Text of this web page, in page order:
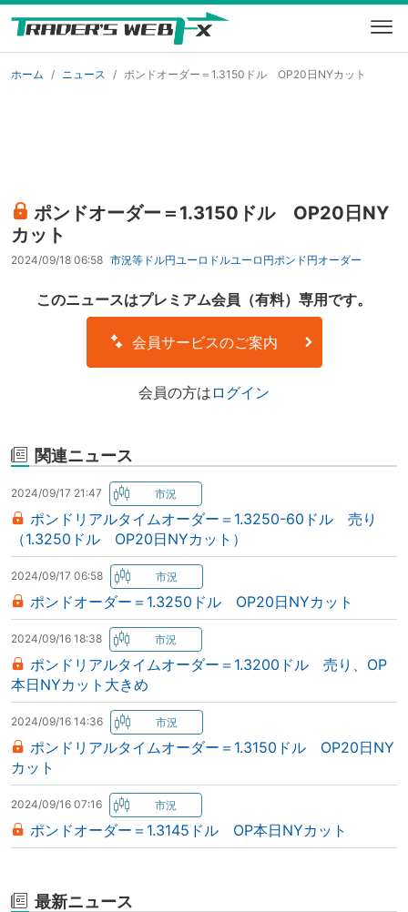
ホーム ニュース ポンドオーダー＝1.3150ドル OP20日NYカット
ポンドオーダー＝1.3150ドル OP20日NY
カット
2024/09/18 06:58 市況等 ドル円ユーロドルユーロ円ポンド円オーダー
このニュースはプレミアム会員（有料）専用です。
会員サービスのご案内
会員の方は ログイン
関連ニュース
2024/09/17 21:47
ポンドリアルタイムオーダー＝1.3250-60ドル 売り
（1.3250ドル OP20日NYカット）
2024/09/17 06:58
ポンドオーダー＝1.3250ドル OP20日NYカット
2024/09/16 18:38
ポンドリアルタイムオーダー＝1.3200ドル 売り、OP
本日NYカット大きめ
2024/09/16 14:36
ポンドリアルタイムオーダー＝1.3150ドル OP20日NY
カット
2024/09/16 07:16
ポンドオーダー＝1.3145ドル OP本日NYカット
最新ニュース